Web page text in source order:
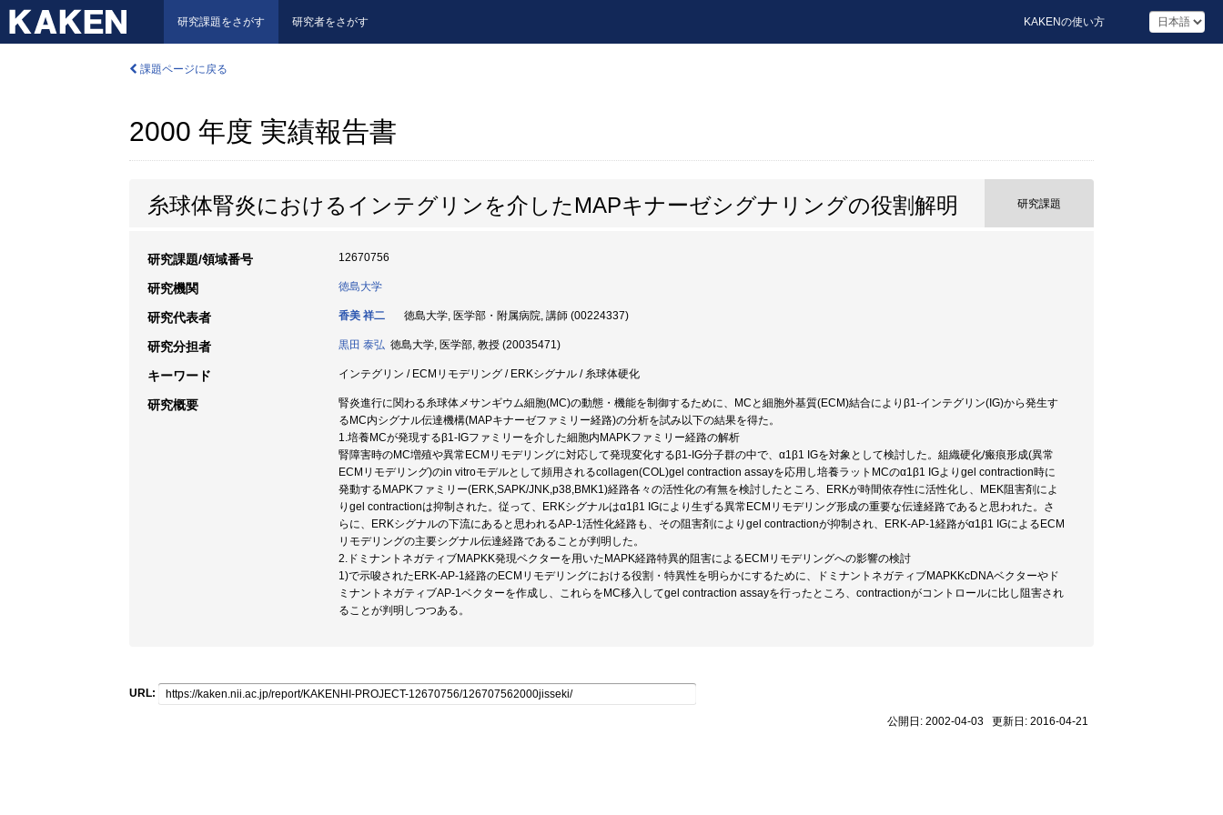
研究課題をさがす 研究者をさがす KAKENの使い方
課題ページに戻る
2000 年度 実績報告書
糸球体腎炎におけるインテグリンを介したMAPキナーゼシグナリングの役割解明 研究課題
研究課題/領域番号 12670756
研究機関 徳島大学
研究代表者 香美 祥二 徳島大学, 医学部・附属病院, 講師 (00224337)
研究分担者 黒田 泰弘 徳島大学, 医学部, 教授 (20035471)
キーワード インテグリン / ECMリモデリング / ERKシグナル / 糸球体硬化
研究概要
腎炎進行に関わる糸球体メサンギウム細胞(MC)の動態・機能を制御するために、MCと細胞外基質(ECM)結合によりβ1-インテグリン(IG)から発生す
るMC内シグナル伝達機構(MAPキナーゼファミリー経路)の分析を試み以下の結果を得た。
1.培養MCが発現するβ1-IGファミリーを介した細胞内MAPKファミリー経路の解析
腎障害時のMC増殖や異常ECMリモデリングに対応して発現変化するβ1-IG分子群の中で、α1β1 IGを対象として検討した。組織硬化/瘢痕形成(異常
ECMリモデリング)のin vitroモデルとして頻用されるcollagen(COL)gel contraction assayを応用し培養ラットMCのα1β1 IGよりgel contraction時に
発動するMAPKファミリー(ERK,SAPK/JNK,p38,BMK1)経路各々の活性化の有無を検討したところ、ERKが時間依存性に活性化し、MEK阻害剤によ
りgel contractionは抑制された。従って、ERKシグナルはα1β1 IGにより生ずる異常ECMリモデリング形成の重要な伝達経路であると思われた。さ
らに、ERKシグナルの下流にあると思われるAP-1活性化経路も、その阻害剤によりgel contractionが抑制され、ERK-AP-1経路がα1β1 IGによるECM
リモデリングの主要シグナル伝達経路であることが判明した。
2.ドミナントネガティブMAPKK発現ベクターを用いたMAPK経路特異的阻害によるECMリモデリングへの影響の検討
1)で示唆されたERK-AP-1経路のECMリモデリングにおける役割・特異性を明らかにするために、ドミナントネガティブMAPKKcDNAベクターやド
ミナントネガティブAP-1ベクターを作成し、これらをMC移入してgel contraction assayを行ったところ、contractionがコントロールに比し阻害され
ることが判明しつつある。
URL:
公開日: 2002-04-03 更新日: 2016-04-21